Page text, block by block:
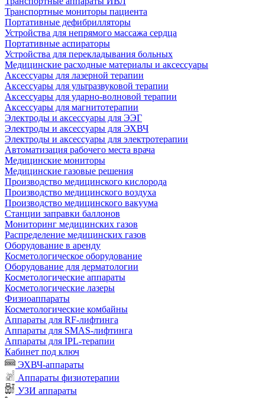
Транспортные мониторы пациента
Портативные дефибрилляторы
Устройства для непрямого массажа сердца
Портативные аспираторы
Устройства для перекладывания больных
Медицинские расходные материалы и аксессуары
Аксессуары для лазерной терапии
Аксессуары для ультразвуковой терапии
Аксессуары для ударно-волновой терапии
Аксессуары для магнитотерапии
Электроды и аксессуары для ЭЭГ
Электроды и аксессуары для ЭХВЧ
Электроды и аксессуары для электротерапии
Автоматизация рабочего места врача
Медицинские мониторы
Медицинские газовые решения
Производство медицинского кислорода
Производство медицинского воздуха
Производство медицинского вакуума
Станции заправки баллонов
Мониторинг медицинских газов
Распределение медицинских газов
Оборудование в аренду
Косметологическое оборудование
Оборудование для дерматологии
Косметологические аппараты
Косметологические лазеры
Физиоаппараты
Косметологические комбайны
Аппараты для RF-лифтинга
Аппараты для SMAS-лифтинга
Аппараты для IPL-терапии
Кабинет под ключ
ЭХВЧ-аппараты
Аппараты физиотерапии
УЗИ аппараты